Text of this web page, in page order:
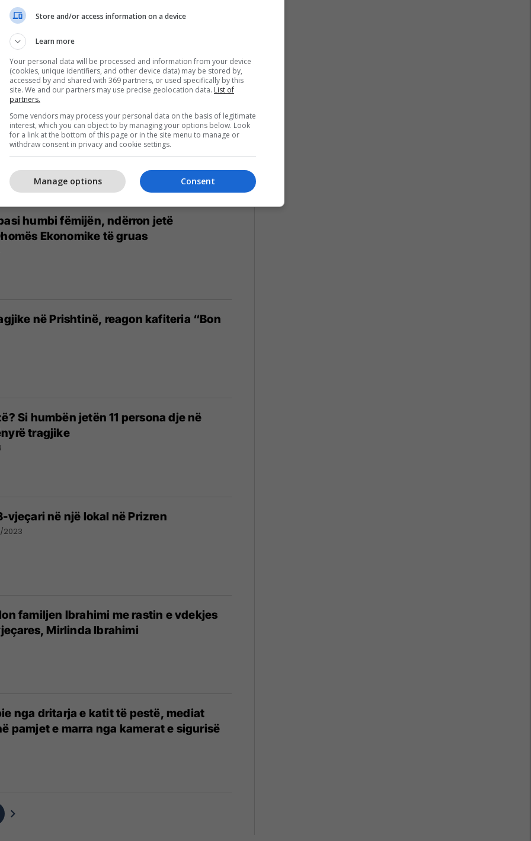
zyrtarit të FSK-së, reagon KMLDNJ: Të
të punës
humbi fëmijën, ndërron jetë
Ekonomike të gruas
në Prishtinë, reagon kafiteria “Bon
Si humbën jetën 11 persona dje në
tragjike
vjeçari në një lokal në Prizren
2023
familjen Ibrahimi me rastin e vdekjes
Mirlinda Ibrahimi
nga dritarja e katit të pestë, mediat
pamjet e marra nga kamerat e sigurisë
Store and/or access information on a device
Learn more
Your personal data will be processed and information from your device
(cookies, unique identifiers, and other device data) may be stored by,
accessed by and shared with 369 partners, or used specifically by this
site. We and our partners may use precise geolocation data. List of
partners.
Some vendors may process your personal data on the basis of legitimate
interest, which you can object to by managing your options below. Look
for a link at the bottom of this page or in the site menu to manage or
withdraw consent in privacy and cookie settings.
Consent
Manage options